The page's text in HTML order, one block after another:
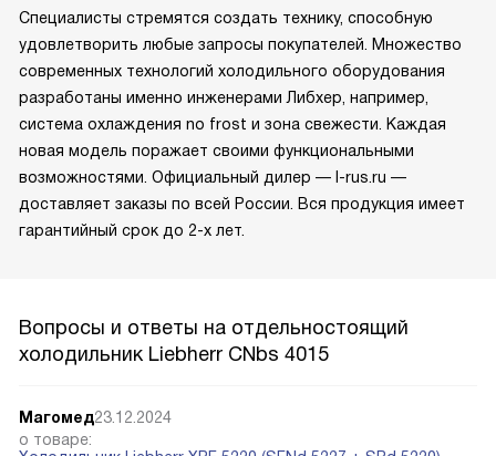
Специалисты стремятся создать технику, способную
удовлетворить любые запросы покупателей. Множество
современных технологий холодильного оборудования
разработаны именно инженерами Либхер, например,
система охлаждения no frost и зона свежести. Каждая
новая модель поражает своими функциональными
возможностями. Официальный дилер — l-rus.ru —
доставляет заказы по всей России. Вся продукция имеет
гарантийный срок до 2-х лет.
Вопросы и ответы на отдельностоящий
холодильник Liebherr CNbs 4015
Магомед23.12.2024
о товаре: